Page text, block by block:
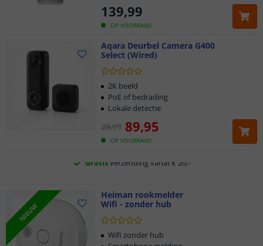
OP VOORRAAD
139,99
Aqara Deurbel Camera G400
Select (Wired)
OP VOORRAAD
99,99 89,95
2K beeld
PoE of bedrading
Lokale detectie
Klantbeoordeling 9.1
Voor 23:45 uur besteld,
2 jaar garantie
Gratis verzending vanaf € 20,-
Klantbeoordeling 9.1
Voor 23:45 uur besteld,morgen in huis
NIEUW
Heiman rookmelder
Wifi - zonder hub
Wifi zonder hub